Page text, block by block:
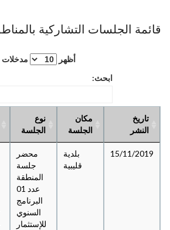
قائمة الجلسات التشاركية
أظهر
مدخلات
ابحث:
تاريخ
النشر
مكان
الجلسة
نوع
الجلسة
15/11/2019
بلدية
قليبية
محضر
جلسة
المنطقة
عدد 01
البرنامج
السنوي
للإستثمار